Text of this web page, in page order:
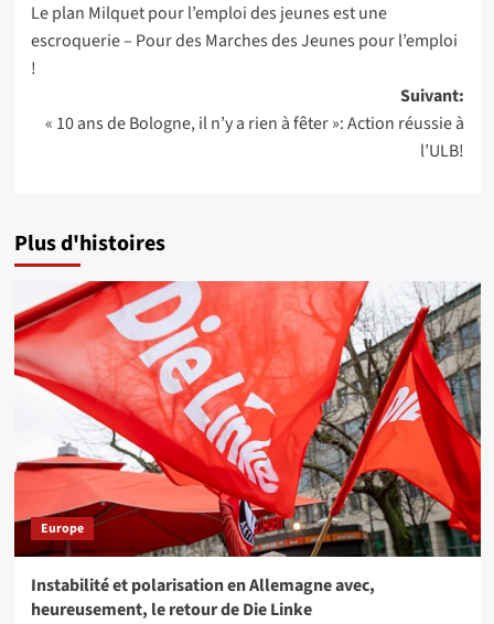
d’article
Le plan Milquet pour l’emploi des jeunes est une
escroquerie – Pour des Marches des Jeunes pour l’emploi
!
Suivant:
« 10 ans de Bologne, il n’y a rien à fêter »: Action réussie à
l’ULB!
Plus d'histoires
Europe
Instabilité et polarisation en Allemagne avec,
heureusement, le retour de Die Linke